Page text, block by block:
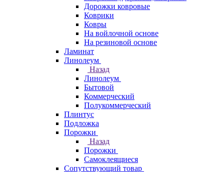
Дорожки ковровые
Коврики
Ковры
На войлочной основе
На резиновой основе
Ламинат
Линолеум
Назад
Линолеум
Бытовой
Коммерческий
Полукоммерческий
Плинтус
Подложка
Порожки
Назад
Порожки
Самоклеящиеся
Сопутствующий товар